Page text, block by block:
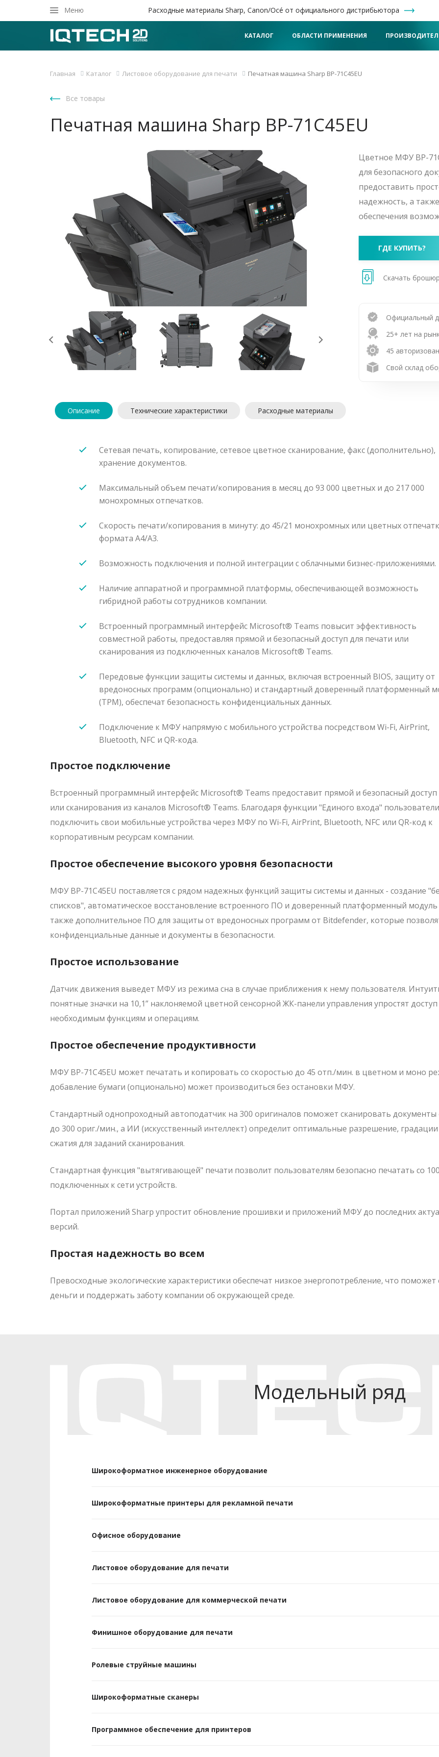
Меню
Расходные материалы Sharp, Canon/Océ от официального дистрибьютора
КАТАЛОГ ОБЛАСТИ ПРИМЕНЕНИЯ
Главная Каталог Листовое оборудование для печати Печатная машина Sharp BP-71C45EU
Все товары
Печатная машина Sharp BP-71C45EU
Цветное МФУ BP-
для безопасного
предоставить
надежность, а
обеспечения
ГДЕ КУПИТЬ?
Скачать
Официальный
25+ лет на
45
Свой склад
Описание Технические характеристики Расходные материалы
Сетевая печать, копирование, сетевое цветное сканирование, факс (дополнительно),
хранение документов.
Максимальный объем печати/копирования в месяц до 93 000 цветных и до 217 000
монохромных отпечатков.
Скорость печати/копирования в минуту: до 45/21 монохромных или цветных
формата A4/A3.
Возможность подключения и полной интеграции с облачными бизнес-приложениями.
Наличие аппаратной и программной платформы, обеспечивающей возможность
гибридной работы сотрудников компании.
Встроенный программный интерфейс Microsoft® Teams повысит эффективность
совместной работы, предоставляя прямой и безопасный доступ для печати или
сканирования из подключенных каналов Microsoft® Teams.
Передовые функции защиты системы и данных, включая встроенный BIOS, защиту от
вредоносных программ (опционально) и стандартный доверенный платформенный
(TPM), обеспечат безопасность конфиденциальных данных.
Подключение к МФУ напрямую с мобильного устройства посредством Wi-Fi, AirPrint,
Bluetooth, NFC и QR-кода.
Простое подключение
Встроенный программный интерфейс Microsoft® Teams предоставит прямой и безопасный доступ
или сканирования из каналов Microsoft® Teams. Благодаря функции "Единого входа"
подключить свои мобильные устройства через МФУ по Wi-Fi, AirPrint, Bluetooth, NFC или QR-код к
корпоративным ресурсам компании.
Простое обеспечение высокого уровня безопасности
МФУ BP-71C45EU поставляется с рядом надежных функций защиты системы и данных - создание
списков", автоматическое восстановление встроенного ПО и доверенный платформенный модуль
также дополнительное ПО для защиты от вредоносных программ от Bitdefender, которые
конфиденциальные данные и документы в безопасности.
Простое использование
Датчик движения выведет МФУ из режима сна в случае приближения к нему пользователя.
понятные значки на 10,1” наклоняемой цветной сенсорной ЖК-панели управления упростят
необходимым функциям и операциям.
Простое обеспечение продуктивности
МФУ BP-71C45EU может печатать и копировать со скоростью до 45 отп./мин. в цветном и моно
добавление бумаги (опционально) может производиться без остановки МФУ.
Стандартный однопроходный автоподатчик на 300 оригиналов поможет сканировать документы
до 300 ориг./мин., а ИИ (искусственный интеллект) определит оптимальные разрешение,
сжатия для заданий сканирования.
Стандартная функция "вытягивающей" печати позволит пользователям безопасно печатать со
подключенных к сети устройств.
Портал приложений Sharp упростит обновление прошивки и приложений МФУ до последних
версий.
Простая надежность во всем
Превосходные экологические характеристики обеспечат низкое энергопотребление, что
деньги и поддержать заботу компании об окружающей среде.
Модельный ряд
Широкоформатное инженерное оборудование
Широкоформатные принтеры для рекламной печати
Офисное оборудование
Листовое оборудование для печати
Листовое оборудование для коммерческой печати
Финишное оборудование для печати
Ролевые струйные машины
Широкоформатные сканеры
Программное обеспечение для принтеров